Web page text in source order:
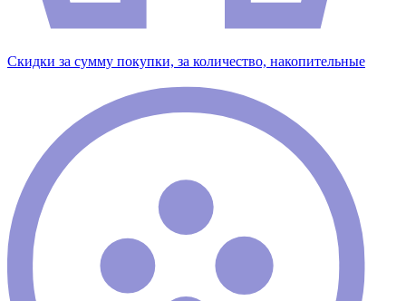
Скидки за сумму покупки, за количество, накопительные